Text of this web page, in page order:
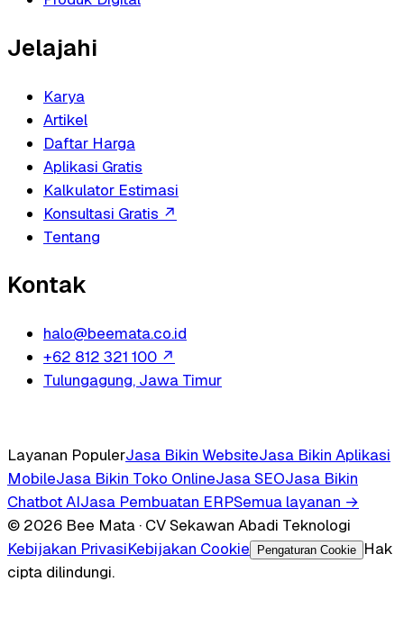
Jelajahi
Karya
Artikel
Daftar Harga
Aplikasi Gratis
Kalkulator Estimasi
Konsultasi Gratis ↗
Tentang
Kontak
halo@beemata.co.id
+62 812 321 100 ↗
Tulungagung, Jawa Timur
Layanan PopulerJasa Bikin WebsiteJasa Bikin Aplikasi
MobileJasa Bikin Toko OnlineJasa SEOJasa Bikin
Chatbot AIJasa Pembuatan ERPSemua layanan →
© 2026 Bee Mata · CV Sekawan Abadi Teknologi
Kebijakan PrivasiKebijakan Cookie Pengaturan Cookie
Hak
cipta dilindungi.